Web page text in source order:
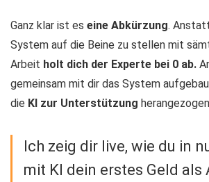
Ganz klar ist es eine Abkürzung.
System auf die Beine zu stellen mit
Arbeit holt dich der Experte bei 0 ab.
gemeinsam mit dir das System
die KI zur Unterstützung
Ich zeig dir live, wie du in
mit KI dein erstes Geld als